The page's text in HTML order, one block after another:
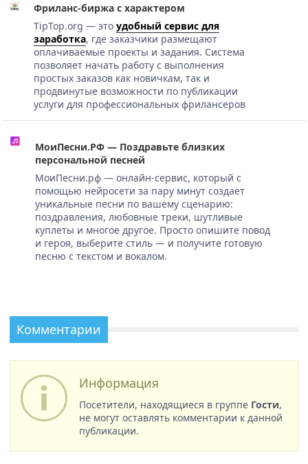
Фриланс-биржа с характером
TipTop.org — это удобный сервис для
заработка, где заказчики размещают
оплачиваемые проекты и задания. Система
позволяет начать работу с выполнения
простых заказов как новичкам, так и
продвинутые возможности по публикации
услуги для профессиональных фрилансеров
МоиПесни.РФ — Поздравьте близких
персональной песней
МоиПесни.рф — онлайн-сервис, который с
помощью нейросети за пару минут создает
уникальные песни по вашему сценарию:
поздравления, любовные треки, шутливые
куплеты и многое другое. Просто опишите повод
и героя, выберите стиль — и получите готовую
песню с текстом и вокалом.
Комментарии
Информация
Посетители, находящиеся в группе Гости,
не могут оставлять комментарии к данной
публикации.